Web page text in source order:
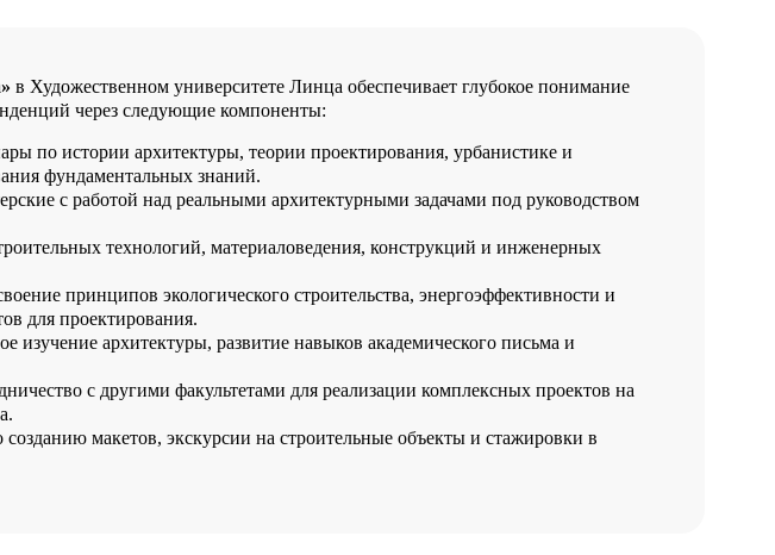
в Художественном университете Линца обеспечивает глубокое понимание
через следующие компоненты:
по истории архитектуры, теории проектирования, урбанистике и
фундаментальных знаний.
с работой над реальными архитектурными задачами под руководством
технологий, материаловедения, конструкций и инженерных
принципов экологического строительства, энергоэффективности и
для проектирования.
изучение архитектуры, развитие навыков академического письма и
с другими факультетами для реализации комплексных проектов на
созданию макетов, экскурсии на строительные объекты и стажировки в